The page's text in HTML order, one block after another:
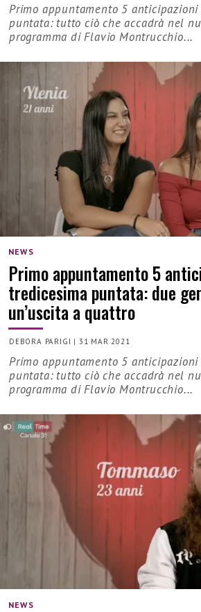
Primo appuntamento 5
puntata: tutto ciò che accadrà nel
programma di Flavio Montrucchio...
NEWS
Primo appuntamento 5
tredicesima puntata: due
un’uscita a quattro
DEBORA PARIGI | 31 MAR 2021
Primo appuntamento 5
puntata: tutto ciò che accadrà nel
programma di Flavio Montrucchio...
NEWS